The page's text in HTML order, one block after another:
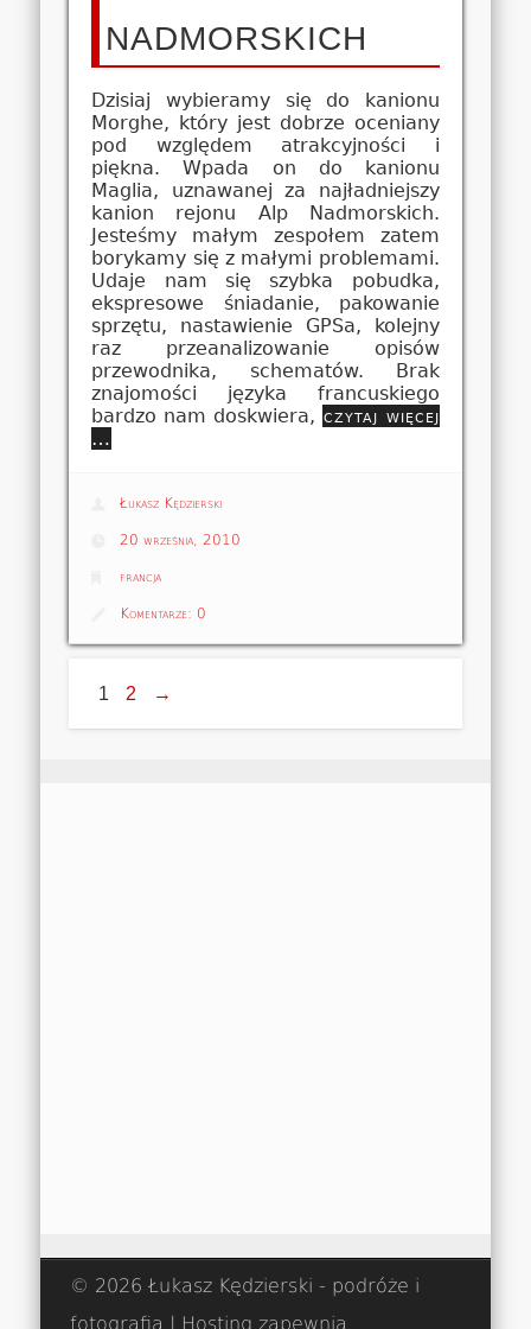
NADMORSKICH
Dzisiaj wybieramy się do kanionu
Morghe, który jest dobrze oceniany
pod względem atrakcyjności i
piękna. Wpada on do kanionu
Maglia, uznawanej za najładniejszy
kanion rejonu Alp Nadmorskich.
Jesteśmy małym zespołem zatem
borykamy się z małymi problemami.
Udaje nam się szybka pobudka,
ekspresowe śniadanie, pakowanie
sprzętu, nastawienie GPSa, kolejny
raz przeanalizowanie opisów
przewodnika, schematów. Brak
znajomości języka francuskiego
bardzo nam doskwiera, czytaj więcej
…
Łukasz Kędzierski
20 września, 2010
francja
Komentarze: 0
1 2 →
© 2026 Łukasz Kędzierski - podróże i
fotografia | Hosting zapewnia